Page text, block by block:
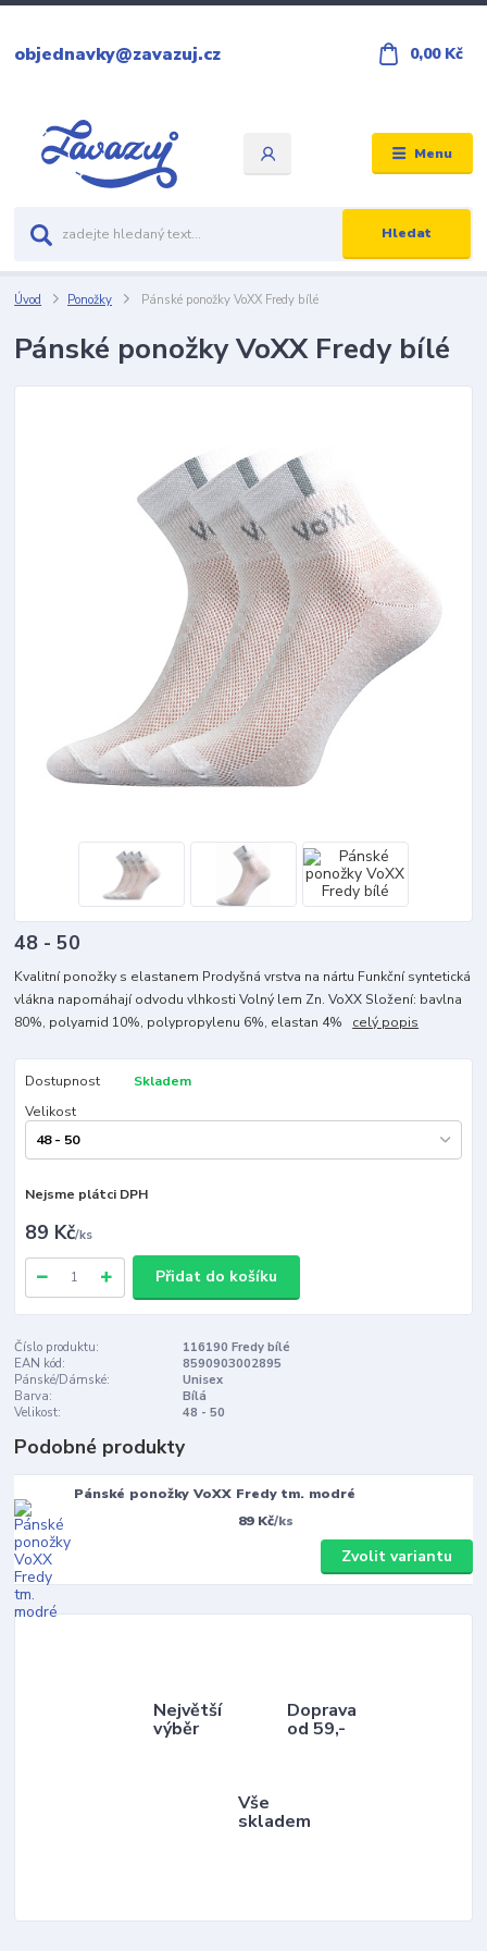
Menu
Hledat
objednavky@zavazuj.cz 0,00 Kč
Úvod Ponožky Pánské ponožky VoXX Fredy bílé
Pánské ponožky VoXX Fredy bílé
48 - 50
Kvalitní ponožky s elastanem Prodyšná vrstva na nártu Funkční syntetická
vlákna napomáhají odvodu vlhkosti Volný lem Zn. VoXX Složení: bavlna
80%, polyamid 10%, polypropylenu 6%, elastan 4% celý popis
Dostupnost
Skladem
Velikost
Nejsme plátci DPH
89 Kč/ks
Přidat do košíku
Číslo produktu:
116190 Fredy bílé
EAN kód:
8590903002895
Pánské/Dámské:
Unisex
Barva:
Bílá
Velikost:
48 - 50
Podobné produkty
Pánské ponožky VoXX Fredy tm. modré
89 Kč/ks
Zvolit variantu
Největší
výběr
Doprava
od 59,-
Vše
skladem